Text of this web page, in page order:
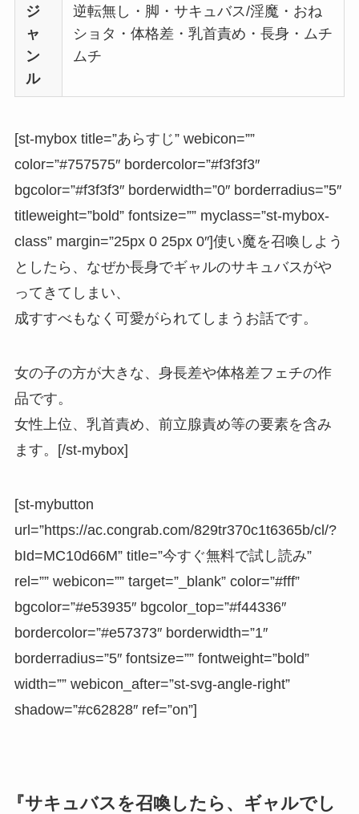
ジ
ャ
ン
ル
逆転無し・脚・サキュバス/淫魔・おね
ショタ・体格差・乳首責め・長身・ムチ
ムチ
[st-mybox title=”あらすじ” webicon=””
color=”#757575″ bordercolor=”#f3f3f3″
bgcolor=”#f3f3f3″ borderwidth=”0″ borderradius=”5″
titleweight=”bold” fontsize=”” myclass=”st-mybox-
class” margin=”25px 0 25px 0″]使い魔を召喚しよう
としたら、なぜか長身でギャルのサキュバスがや
ってきてしまい、
成すすべもなく可愛がられてしまうお話です。
女の子の方が大きな、身長差や体格差フェチの作
品です。
女性上位、乳首責め、前立腺責め等の要素を含み
ます。[/st-mybox]
[st-mybutton
url=”https://ac.congrab.com/829tr370c1t6365b/cl/?
bId=MC10d66M” title=”今すぐ無料で試し読み”
rel=”” webicon=”” target=”_blank” color=”#fff”
bgcolor=”#e53935″ bgcolor_top=”#f44336″
bordercolor=”#e57373″ borderwidth=”1″
borderradius=”5″ fontsize=”” fontweight=”bold”
width=”” webicon_after=”st-svg-angle-right”
shadow=”#c62828″ ref=”on”]
『サキュバスを召喚したら、ギャルでし